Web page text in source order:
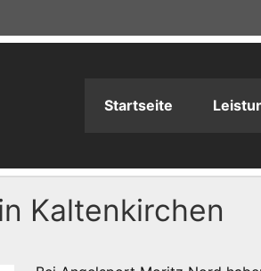
Startseite
Kaltenkirchen